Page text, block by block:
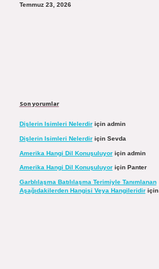
Temmuz 23, 2026
Son yorumlar
Dişlerin Isimleri Nelerdiriçin admin
Dişlerin Isimleri Nelerdiriçin Sevda
Amerika Hangi Dil Konuşuluyoriçin admin
Amerika Hangi Dil Konuşuluyoriçin Panter
Garblılaşma Batılılaşma Terimiyle Tanımlanan
Aşağıdakilerden Hangisi Veya Hangileridiriçin